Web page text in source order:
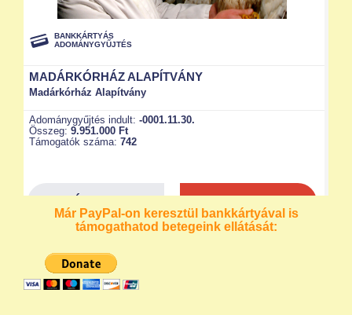
Már PayPal-on keresztül bankkártyával is
támogathatod betegeink ellátását: